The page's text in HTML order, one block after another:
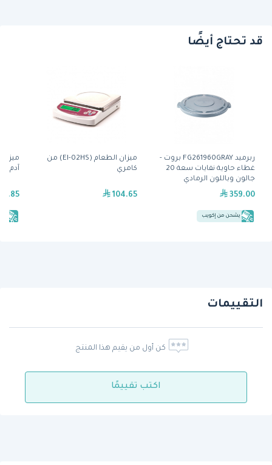
قد تحتاج أيضًا
ربرميد FG261960GRAY بروت -
غطاء حاوية نفايات سعة 20
جالون وباللون الرمادي
359.00
يشحن من إكويب
ميزان الطعام (EI-02HS) من
كامري
104.65
آدم 6كج
التقييمات
كن أول من يقيم هذا المنتج
اكتب تقييمًا